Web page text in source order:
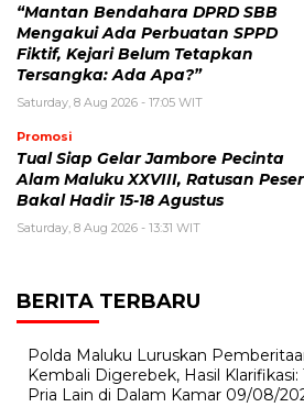
“Mantan Bendahara DPRD SBB
Mengakui Ada Perbuatan SPPD
Fiktif, Kejari Belum Tetapkan
Tersangka: Ada Apa?”
Saturday, 8 Aug 2026 - 17:05 WIT
Promosi
Tual Siap Gelar Jambore Pecinta
Alam Maluku XXVIII, Ratusan
Bakal Hadir 15-18 Agustus
Saturday, 8 Aug 2026 - 13:31 WIT
BERITA TERBARU
Polda Maluku Luruskan
Kembali Digerebek, Hasil
Pria Lain di Dalam Kamar 09/08/